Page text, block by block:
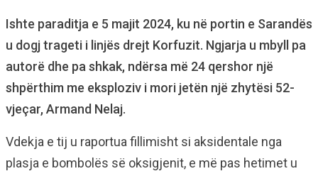
Ishte paraditja e 5 majit 2024, ku në portin e Sarandës
u dogj trageti i linjës drejt Korfuzit. Ngjarja u mbyll pa
autorë dhe pa shkak, ndërsa më 24 qershor një
shpërthim me eksploziv i mori jetën një zhytësi 52-
vjeçar, Armand Nelaj.
Vdekja e tij u raportua fillimisht si aksidentale nga
plasja e bombolës së oksigjenit, e më pas hetimet u